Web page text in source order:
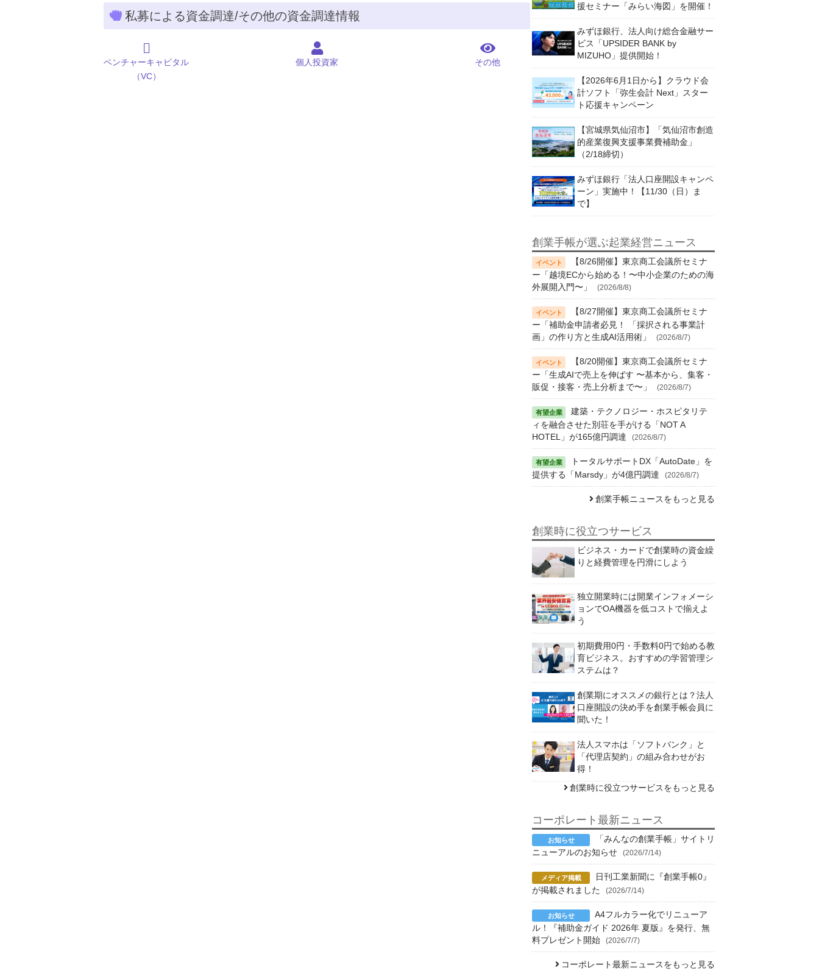
私募による資金調達/その他の資金調達情報
ベンチャーキャピタル
（VC）
個人投資家 その他
援セミナー「みらい海図」を開催！
みずほ銀行、法人向け総合金融サー
ビス「UPSIDER BANK by
MIZUHO」提供開始！
【2026年6月1日から】クラウド会
計ソフト「弥生会計 Next」スター
ト応援キャンペーン
【宮城県気仙沼市】「気仙沼市創造
的産業復興支援事業費補助金」
（2/18締切）
みずほ銀行「法人口座開設キャンペ
ーン」実施中！【11/30（日）ま
で】
創業手帳が選ぶ起業経営ニュース
【8/26開催】東京商工会議所セミナ
ー「越境ECから始める！〜中小企業のための海
外展開入門〜」
(2026/8/8)
【8/27開催】東京商工会議所セミナ
ー「補助金申請者必見！ 「採択される事業計
画」の作り方と生成AI活用術」
(2026/8/7)
【8/20開催】東京商工会議所セミナ
ー「生成AIで売上を伸ばす 〜基本から、集客・
販促・接客・売上分析まで〜」
(2026/8/7)
建築・テクノロジー・ホスピタリテ
ィを融合させた別荘を手がける「NOT A
HOTEL」が165億円調達
(2026/8/7)
トータルサポートDX「AutoDate」を
提供する「Marsdy」が4億円調達
(2026/8/7)
創業手帳ニュースをもっと見る
創業時に役立つサービス
ビジネス・カードで創業時の資金繰
りと経費管理を円滑にしよう
独立開業時には開業インフォメーシ
ョンでOA機器を低コストで揃えよ
う
初期費用0円・手数料0円で始める教
育ビジネス。おすすめの学習管理シ
ステムは？
創業期にオススメの銀行とは？法人
口座開設の決め手を創業手帳会員に
聞いた！
法人スマホは「ソフトバンク」と
「代理店契約」の組み合わせがお
得！
創業時に役立つサービスをもっと見る
コーポレート最新ニュース
「みんなの創業手帳」サイトリ
ニューアルのお知らせ
(2026/7/14)
日刊工業新聞に『創業手帳0』
が掲載されました
(2026/7/14)
A4フルカラー化でリニューア
ル！『補助金ガイド 2026年 夏版』を発行、無
料プレゼント開始
(2026/7/7)
コーポレート最新ニュースをもっと見る